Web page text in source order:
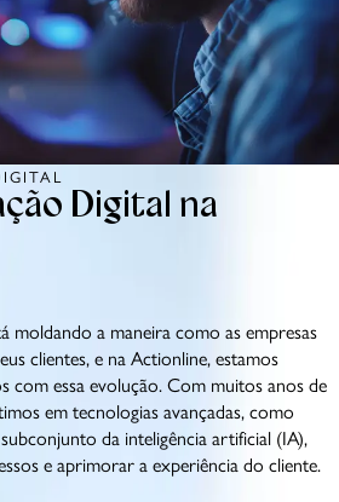
Digital na
moldando a maneira como as empresas
clientes, e na Actionline, estamos
com essa evolução. Com muitos anos de
em tecnologias avançadas, como
da inteligência artificial (IA),
e aprimorar a experiência do cliente.